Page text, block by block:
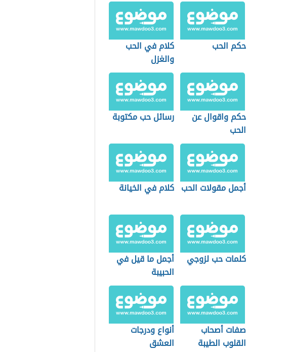
حكم الحب
كلام في الحب
والغزل
حكم واقوال عن
الحب
رسائل حب مكتوبة
أجمل مقولات الحب كلام في الخيانة
كلمات حب لزوجي
أجمل ما قيل في
الحبيبة
صفات أصحاب
القلوب الطيبة
أنواع ودرجات
العشق